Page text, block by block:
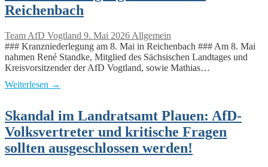
Reichenbach
Team AfD Vogtland 9. Mai 2026 Allgemein
### Kranzniederlegung am 8. Mai in Reichenbach ### Am 8. Mai
nahmen René Standke, Mitglied des Sächsischen Landtages und
Kreisvorsitzender der AfD Vogtland, sowie Mathias…
Weiterlesen →
Skandal im Landratsamt Plauen: AfD-
Volksvertreter und kritische Fragen
sollten ausgeschlossen werden!